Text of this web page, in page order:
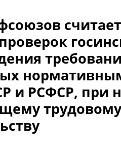
и РСФСР, при
трудовому